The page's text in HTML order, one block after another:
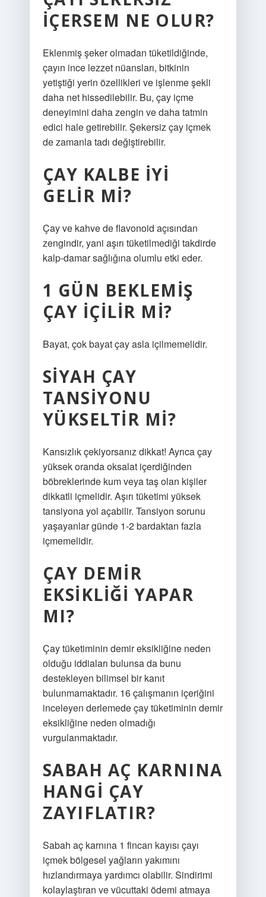
IÇERSEM NE OLUR?
Eklenmiş şeker olmadan tüketildiğinde,
çayın ince lezzet nüansları, bitkinin
yetiştiği yerin özellikleri ve işlenme şekli
daha net hissedilebilir. Bu, çay içme
deneyimini daha zengin ve daha tatmin
edici hale getirebilir. Şekersiz çay içmek
de zamanla tadı değiştirebilir.
ÇAY KALBE IYI
GELIR MI?
Çay ve kahve de flavonoid açısından
zengindir, yani aşırı tüketilmediği takdirde
kalp-damar sağlığına olumlu etki eder.
1 GÜN BEKLEMIŞ
ÇAY IÇILIR MI?
Bayat, çok bayat çay asla içilmemelidir.
SIYAH ÇAY
TANSIYONU
YÜKSELTIR MI?
Kansızlık çekiyorsanız dikkat! Ayrıca çay
yüksek oranda oksalat içerdiğinden
böbreklerinde kum veya taş olan kişiler
dikkatli içmelidir. Aşırı tüketimi yüksek
tansiyona yol açabilir. Tansiyon sorunu
yaşayanlar günde 1-2 bardaktan fazla
içmemelidir.
ÇAY DEMIR
EKSIKLIĞI YAPAR
MI?
Çay tüketiminin demir eksikliğine neden
olduğu iddiaları bulunsa da bunu
destekleyen bilimsel bir kanıt
bulunmamaktadır. 16 çalışmanın içeriğini
inceleyen derlemede çay tüketiminin demir
eksikliğine neden olmadığı
vurgulanmaktadır.
SABAH AÇ KARNINA
HANGI ÇAY
ZAYIFLATIR?
Sabah aç karnına 1 fincan kayısı çayı
içmek bölgesel yağların yakımını
hızlandırmaya yardımcı olabilir. Sindirimi
kolaylaştıran ve vücuttaki ödemi atmaya